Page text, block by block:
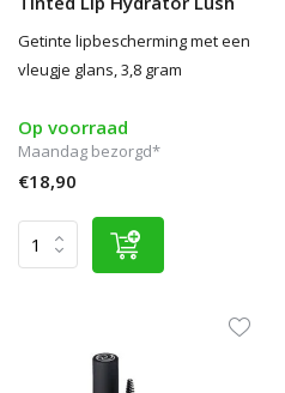
Getinte lipbescherming met een
vleugje glans, 3,8 gram
Op voorraad
Maandag bezorgd*
€18,90